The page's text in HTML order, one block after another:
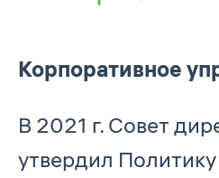
Корпоративное
В 2021 г. Совет
утвердил